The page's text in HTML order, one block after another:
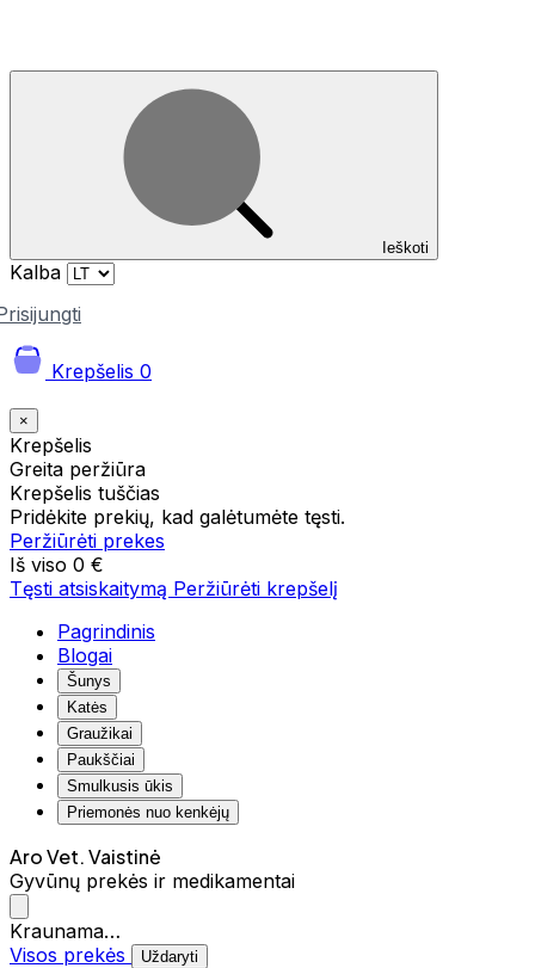
Ieškoti
Kalba
Krepšelis 0
×
Krepšelis
Greita peržiūra
Krepšelis tuščias
Pridėkite prekių, kad galėtumėte tęsti.
Peržiūrėti prekes
Iš viso 0 €
Tęsti atsiskaitymą Peržiūrėti krepšelį
Pagrindinis
Blogai
Šunys
Katės
Graužikai
Paukščiai
Smulkusis ūkis
Priemonės nuo kenkėjų
Aro Vet. Vaistinė
Gyvūnų prekės ir medikamentai
Kraunama…
Visos prekės
Uždaryti